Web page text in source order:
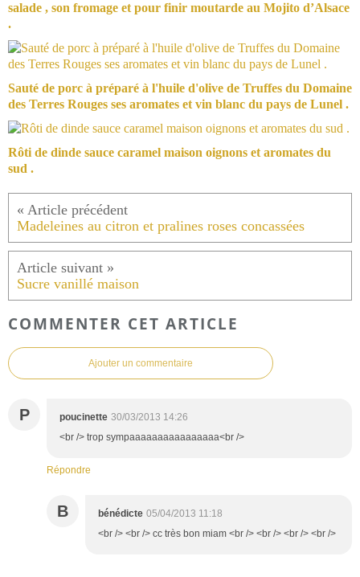
salade , son fromage et pour finir moutarde au Mojito d’Alsace
.
Sauté de porc à préparé à l'huile d'olive de Truffes du Domaine
des Terres Rouges ses aromates et vin blanc du pays de Lunel .
Rôti de dinde sauce caramel maison oignons et aromates du
sud .
Madeleines au citron et pralines roses concassées
Sucre vanillé maison
COMMENTER CET ARTICLE
Ajouter un commentaire
P poucinette 30/03/2013 14:26
<br /> trop sympaaaaaaaaaaaaaaaa<br />
Répondre
B bénédicte 05/04/2013 11:18
<br /> <br /> cc très bon miam <br /> <br /> <br /> <br />